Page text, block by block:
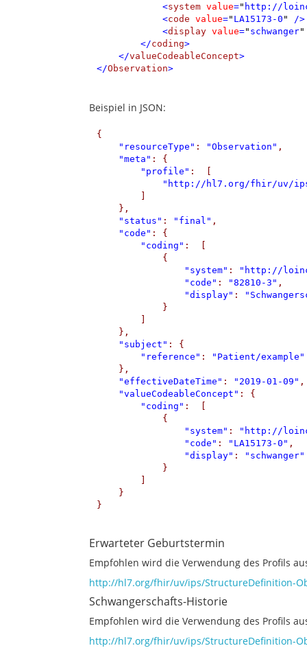
<system value=" http://
<code value=" LA15173-0 "
/>
<display value=" schwanger"
</coding>
</valueCodeableConcept>
</Observation>
Beispiel in JSON:
{
"resourceType" : "Observation" ,
"meta" : {
"profile" :  [
"http://hl7.org/fhir/uv/ips/
        ]
    },
"status" : "final" ,
"code" : {
"coding" :  [
            {
"system" :
"http://
"code" : "82810-3" ,
"display" :
            }
        ]
    },
"subject" : {
"reference" :
"Patient/example"
    },
"effectiveDateTime" : "2019-01-09" ,
"valueCodeableConcept" : {
"coding" :  [
            {
"system" :
"http://
"code" : "LA15173-0" ,
"display" :
"schwanger"
            }
        ]
    }
}
Erwarteter Geburtstermin
Empfohlen wird die Verwendung des Profils
http://hl7.org/fhir/uv/ips/StructureDefinition-
Schwangerschafts-Historie
Empfohlen wird die Verwendung des Profils
http://hl7.org/fhir/uv/ips/StructureDefinition-